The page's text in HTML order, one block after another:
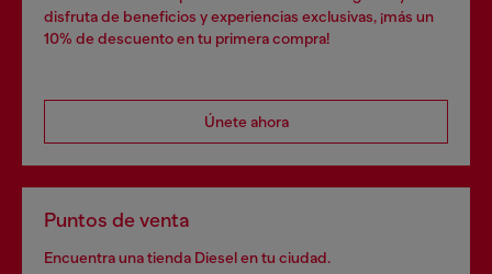
disfruta de beneficios y experiencias exclusivas, ¡más un
10% de descuento en tu primera compra!
Únete ahora
Puntos de venta
Encuentra una tienda Diesel en tu ciudad.